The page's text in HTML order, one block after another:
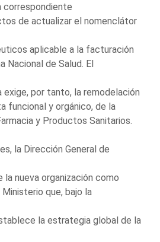
correspondiente
de actualizar el nomenclátor
aplicable a la facturación
Nacional de Salud. El
por tanto, la remodelación
funcional y orgánico, de la
y Productos Sanitarios.
la Dirección General de
la nueva organización como
que, bajo la
la estrategia global de la